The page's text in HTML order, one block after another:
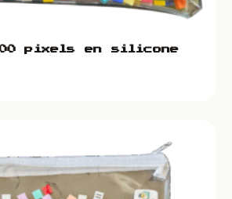
pixels en silicone